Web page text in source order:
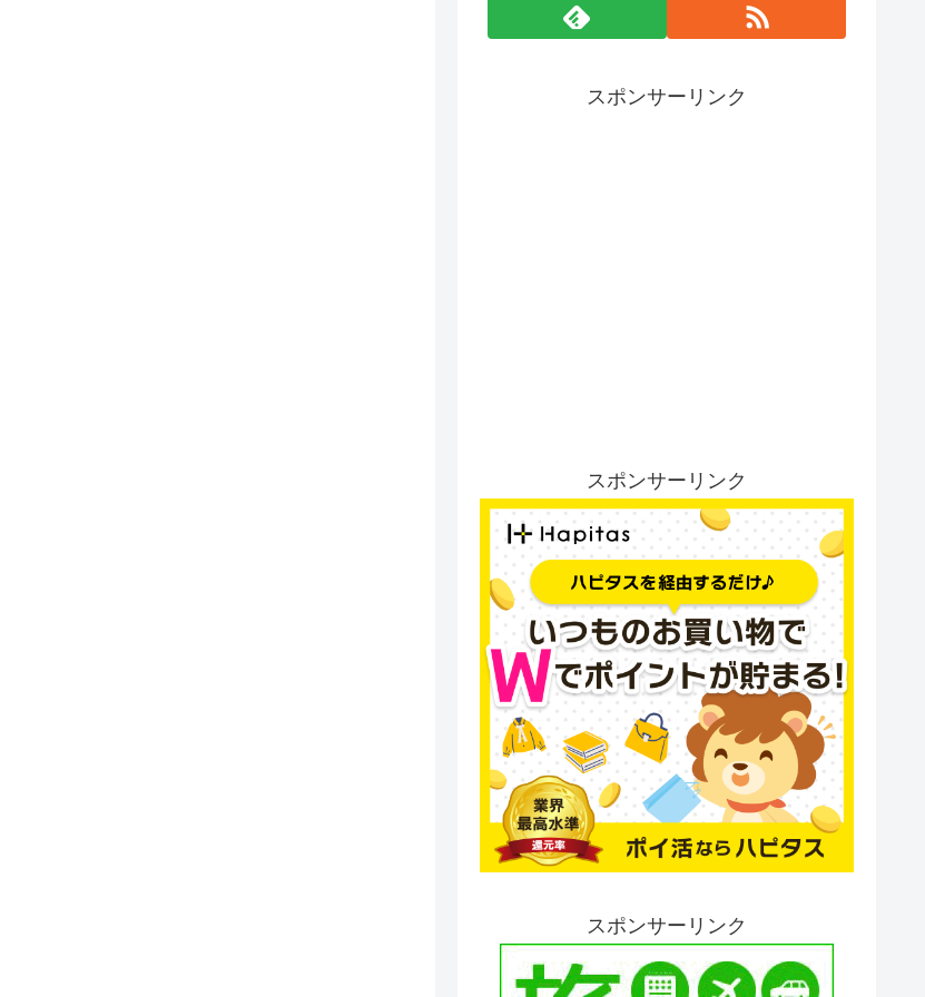
スポンサーリンク
スポンサーリンク
スポンサーリンク